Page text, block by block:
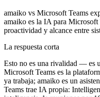
amaiko vs Microsoft Teams
amaiko es la IA para Microsoft
proactividad y alcance entre
La respuesta corta
Esto no es una rivalidad — es
Microsoft Teams es la
ya trabaja; amaiko es un
Teams trae IA propia: